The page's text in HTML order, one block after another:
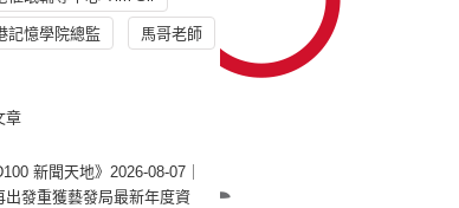
記憶學院總監 馬哥老師
章
新聞天地》2026-08-07｜
出發重獲藝發局最新年度資